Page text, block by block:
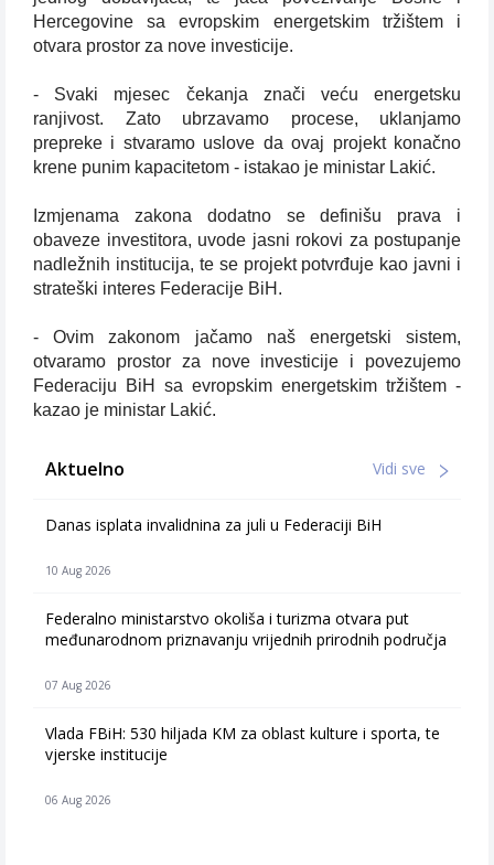
Hercegovine sa evropskim energetskim tržištem i
otvara prostor za nove investicije.
- Svaki mjesec čekanja znači veću energetsku
ranjivost. Zato ubrzavamo procese, uklanjamo
prepreke i stvaramo uslove da ovaj projekt konačno
krene punim kapacitetom - istakao je ministar Lakić.
Izmjenama zakona dodatno se definišu prava i
obaveze investitora, uvode jasni rokovi za postupanje
nadležnih institucija, te se projekt potvrđuje kao javni i
strateški interes Federacije BiH.
- Ovim zakonom jačamo naš energetski sistem,
otvaramo prostor za nove investicije i povezujemo
Federaciju BiH sa evropskim energetskim tržištem -
kazao je ministar Lakić.
Aktuelno Vidi sve
Danas isplata invalidnina za juli u Federaciji BiH
10 Aug 2026
Federalno ministarstvo okoliša i turizma otvara put
međunarodnom priznavanju vrijednih prirodnih područja
07 Aug 2026
Vlada FBiH: 530 hiljada KM za oblast kulture i sporta, te
vjerske institucije
06 Aug 2026